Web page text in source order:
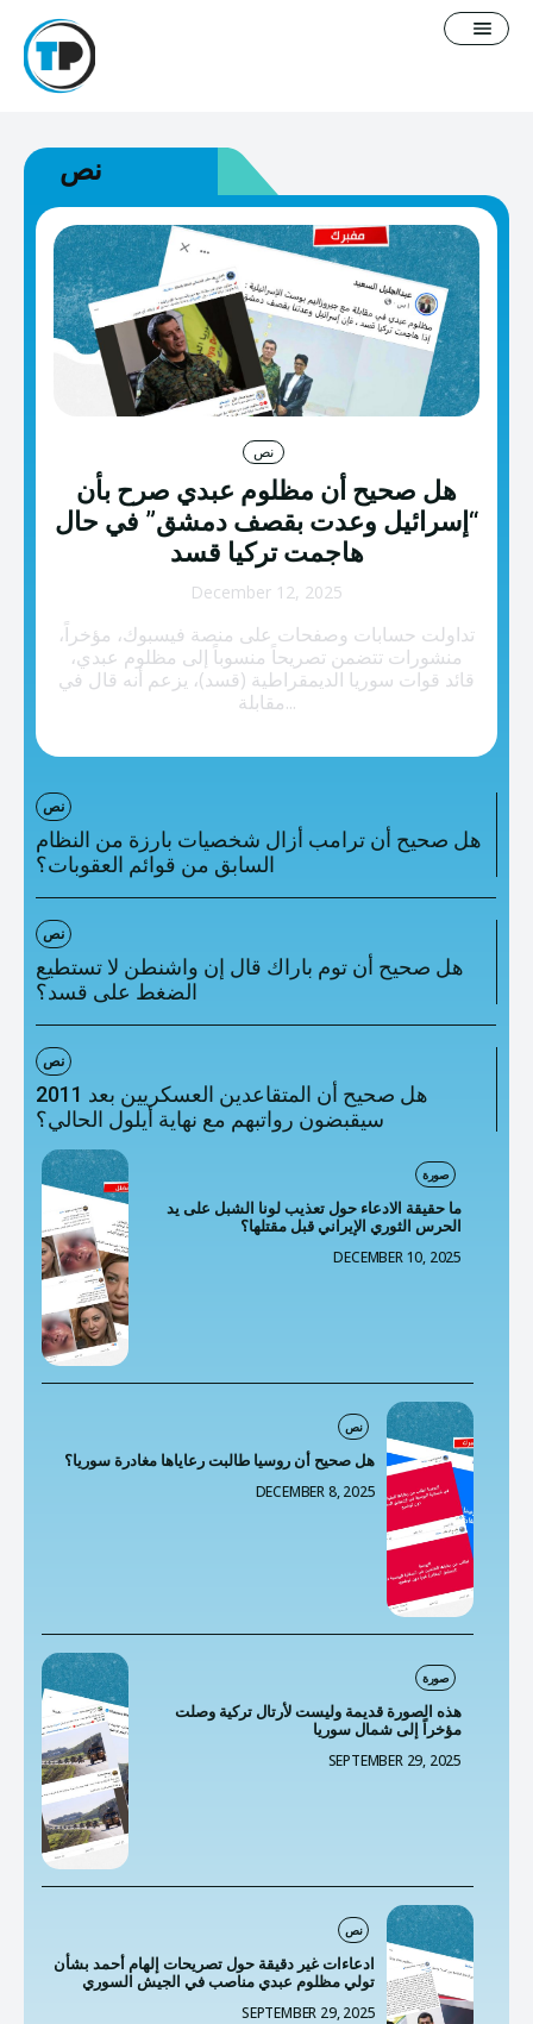
English
سياسة التصحيح
معلومات عنا
فيديوغرافيك
خطاب كراهية
تصنيفات إضافية
المعلومات الخاطئة
المعلومات المضللة
تحقق
نص
نص
هل صحيح أن مظلوم عبدي صرح بأن
“إسرائيل وعدت بقصف دمشق” في حال
هاجمت تركيا قسد
December 12, 2025
تداولت حسابات وصفحات على منصة فيسبوك، مؤخراً،
منشورات تتضمن تصريحاً منسوباً إلى مظلوم عبدي،
قائد قوات سوريا الديمقراطية (قسد)، يزعم أنه قال في
مقابلة...
نص
هل صحيح أن ترامب أزال شخصيات بارزة من النظام
السابق من قوائم العقوبات؟
نص
هل صحيح أن توم باراك قال إن واشنطن لا تستطيع
الضغط على قسد؟
نص
هل صحيح أن المتقاعدين العسكريين بعد 2011
سيقبضون رواتبهم مع نهاية أيلول الحالي؟
صورة
ما حقيقة الادعاء حول تعذيب لونا الشبل على يد
الحرس الثوري الإيراني قبل مقتلها؟
DECEMBER 10, 2025
نص
هل صحيح أن روسيا طالبت رعاياها مغادرة سوريا؟
DECEMBER 8, 2025
صورة
هذه الصورة قديمة وليست لأرتال تركية وصلت
مؤخراً إلى شمال سوريا
SEPTEMBER 29, 2025
نص
ادعاءات غير دقيقة حول تصريحات إلهام أحمد بشأن
تولي مظلوم عبدي مناصب في الجيش السوري
SEPTEMBER 29, 2025